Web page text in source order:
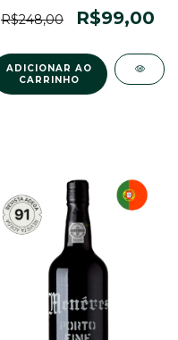
R$248,00 R$99,00